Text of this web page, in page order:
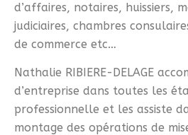
d’affaires, notaires, huissiers,
judiciaires, chambres
de commerce etc…
Nathalie RIBIERE-DELAGE
d’entreprise dans toutes les
professionnelle et les assiste
montage des opérations de